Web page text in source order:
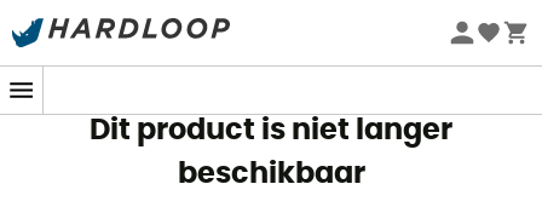
Zomeraanbiedingen 🔥 -5% EXTRA vanaf 2 producten* met
Dit product is niet langer
beschikbaar